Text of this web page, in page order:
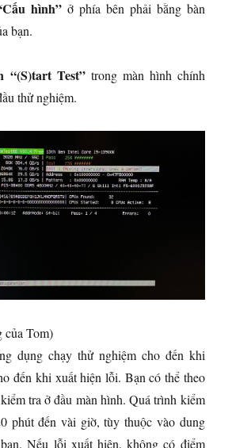
hình” ở phía bên phải bằng bàn
bạn.
“(S)tart Test”trong màn hình chính
thử nghiệm.
của Tom)
dụng chạy thử nghiệm cho đến khi
đến khi xuất hiện lỗi. Bạn có thể theo
tra ở đầu màn hình. Quá trình kiểm
phút đến vài giờ, tùy thuộc vào dung
Nếu lỗi xuất hiện, không có điểm